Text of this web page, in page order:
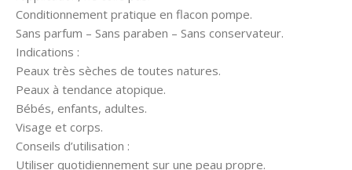
Conditionnement pratique en flacon pompe.
Sans parfum – Sans paraben – Sans conservateur.
Indications :
Peaux très sèches de toutes natures.
Peaux à tendance atopique.
Bébés, enfants, adultes.
Visage et corps.
Conseils d’utilisation :
Utiliser quotidiennement sur une peau propre.